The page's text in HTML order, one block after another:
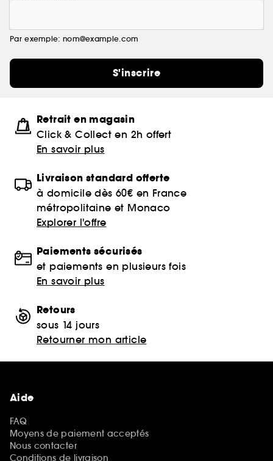
Par exemple: nom@example.com
S'inscrire
Retrait en magasin
Click & Collect en 2h offert
En savoir plus
Livraison standard offerte
à domicile dès 60€ en France
métropolitaine et Monaco
Explorer l'offre
Paiements sécurisés
et paiements en plusieurs fois
En savoir plus
Retours
sous 14 jours
Retourner mon article
Aide
FAQ
Moyens de paiement acceptés
Nous contacter
Conditions de livraison